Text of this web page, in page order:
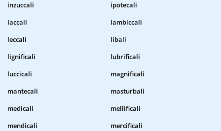
inzuccali
ipotecali
laccali
lambiccali
leccali
libali
lignificali
lubrificali
luccicali
magnificali
mantecali
masturbali
medicali
mellificali
mendicali
mercificali